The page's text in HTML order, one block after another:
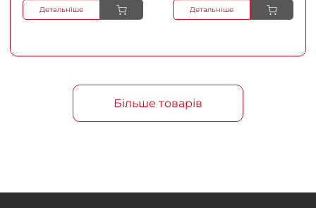
Детальніше Детальніше
Більше товарів